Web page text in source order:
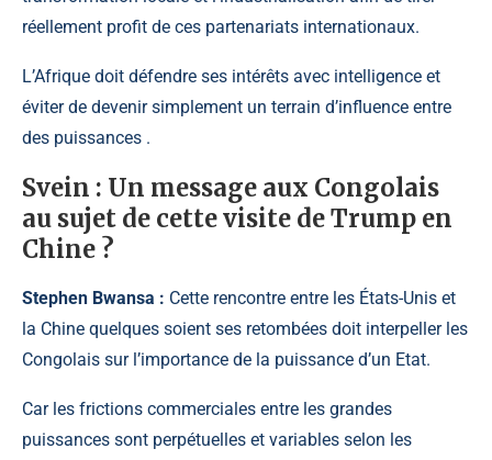
réellement profit de ces partenariats internationaux.
L’Afrique doit défendre ses intérêts avec intelligence et
éviter de devenir simplement un terrain d’influence entre
des puissances .
Svein : Un message aux Congolais
au sujet de cette visite de Trump en
Chine ?
Stephen Bwansa : Cette rencontre entre les États-Unis et
la Chine quelques soient ses retombées doit interpeller les
Congolais sur l’importance de la puissance d’un Etat.
Car les frictions commerciales entre les grandes
puissances sont perpétuelles et variables selon les